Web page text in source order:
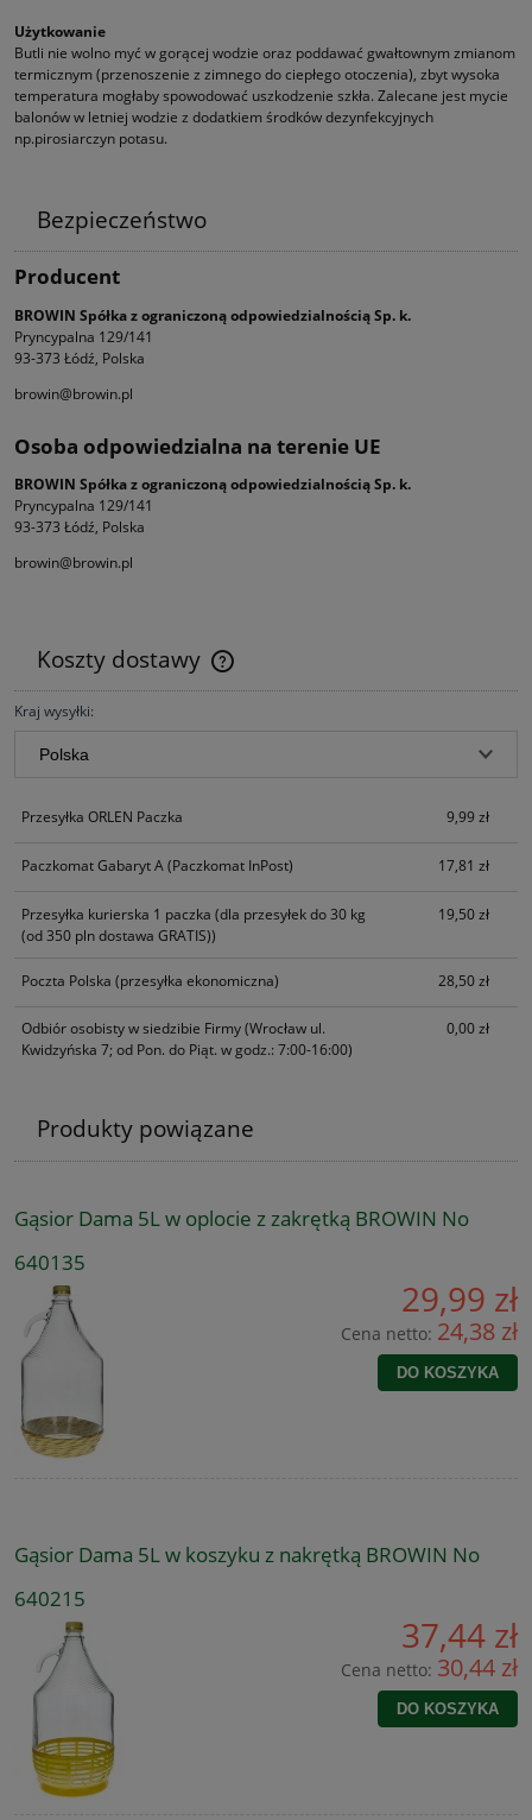
Użytkowanie
Butli nie wolno myć w gorącej wodzie oraz poddawać gwałtownym zmianom
termicznym (przenoszenie z zimnego do ciepłego otoczenia), zbyt wysoka
temperatura mogłaby spowodować uszkodzenie szkła. Zalecane jest mycie
balonów w letniej wodzie z dodatkiem środków dezynfekcyjnych
np.pirosiarczyn potasu.
Bezpieczeństwo
Producent
BROWIN Spółka z ograniczoną odpowiedzialnością Sp. k.
Pryncypalna 129/141
93-373 Łódź, Polska
browin@browin.pl
Osoba odpowiedzialna na terenie UE
BROWIN Spółka z ograniczoną odpowiedzialnością Sp. k.
Pryncypalna 129/141
93-373 Łódź, Polska
browin@browin.pl
Koszty dostawy
Cena nie zawiera ewentualnych kosztów płatności
Kraj wysyłki:
Przesyłka ORLEN Paczka 9,99 zł
Paczkomat Gabaryt A(Paczkomat InPost) 17,81 zł
Przesyłka kurierska 1 paczka (dla przesyłek do 30 kg
(od 350 pln dostawa GRATIS))
19,50 zł
Poczta Polska (przesyłka ekonomiczna) 28,50 zł
Odbiór osobisty w siedzibie Firmy(Wrocław ul.
Kwidzyńska 7; od Pon. do Piąt. w godz.: 7:00-16:00)
0,00 zł
Produkty powiązane
Gąsior Dama 5L w oplocie z zakrętką BROWIN No
640135
29,99 zł
Cena netto: 24,38 zł
DO KOSZYKA
Gąsior Dama 5L w koszyku z nakrętką BROWIN No
640215
37,44 zł
Cena netto: 30,44 zł
DO KOSZYKA